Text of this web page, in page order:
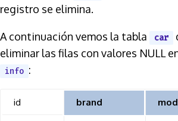
registro se elimina.
A continuación vemos la tabla car
eliminar las filas con valores NULL
info :
id brand